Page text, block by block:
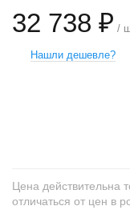
32 738 ₽ /
Нашли дешевле?
Цена действительна
отличаться от цен в